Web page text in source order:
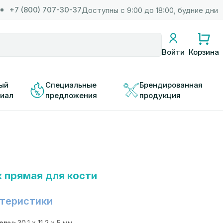
+7 (800) 707-30-37Доступны с 9:00 до 18:00, будние дни
Войти Корзина
Специальные
предложения
Брендированная
продукция
для кости